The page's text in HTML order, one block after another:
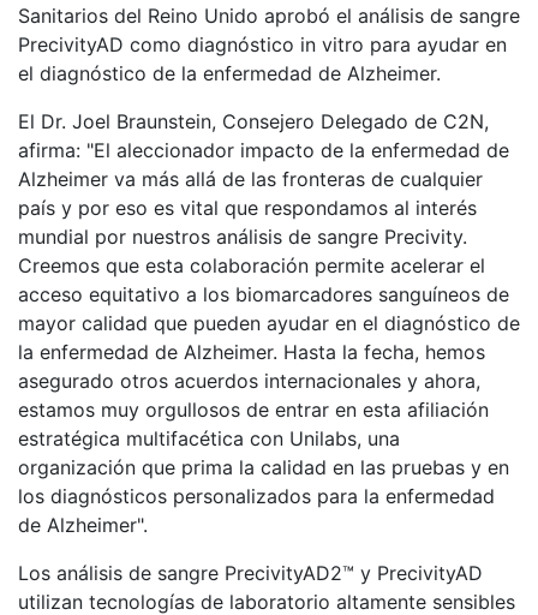
Sanitarios del Reino Unido aprobó el análisis de sangre
PrecivityAD como diagnóstico in vitro para ayudar en
el diagnóstico de la enfermedad de Alzheimer.
El Dr. Joel Braunstein, Consejero Delegado de C2N,
afirma: "El aleccionador impacto de la enfermedad de
Alzheimer va más allá de las fronteras de cualquier
país y por eso es vital que respondamos al interés
mundial por nuestros análisis de sangre Precivity.
Creemos que esta colaboración permite acelerar el
acceso equitativo a los biomarcadores sanguíneos de
mayor calidad que pueden ayudar en el diagnóstico de
la enfermedad de Alzheimer. Hasta la fecha, hemos
asegurado otros acuerdos internacionales y ahora,
estamos muy orgullosos de entrar en esta afiliación
estratégica multifacética con Unilabs, una
organización que prima la calidad en las pruebas y en
los diagnósticos personalizados para la enfermedad
de Alzheimer".
Los análisis de sangre PrecivityAD2™ y PrecivityAD
utilizan tecnologías de laboratorio altamente sensibles